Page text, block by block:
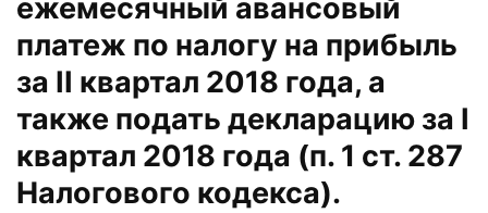
ежемесячный авансовый
платеж по налогу на прибыль
за II квартал 2018 года, а
также подать декларацию за I
квартал 2018 года (п. 1 ст. 287
Налогового кодекса).